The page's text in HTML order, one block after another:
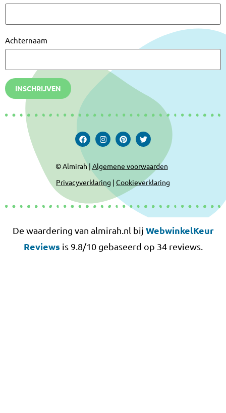
Achternaam
INSCHRIJVEN
© Almirah | Algemene voorwaarden
Privacyverklaring | Cookieverklaring
De waardering van almirah.nl bij WebwinkelKeur
Reviews is 9.8/10 gebaseerd op 34 reviews.